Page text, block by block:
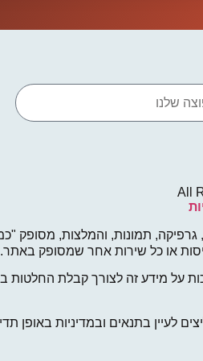
תמונות, והמלצות, מסופק
או כל שירות אחר שמסופק באתר.
מידע זה לצורך קבלת החלטות
בתנאים ובמדיניות באופן